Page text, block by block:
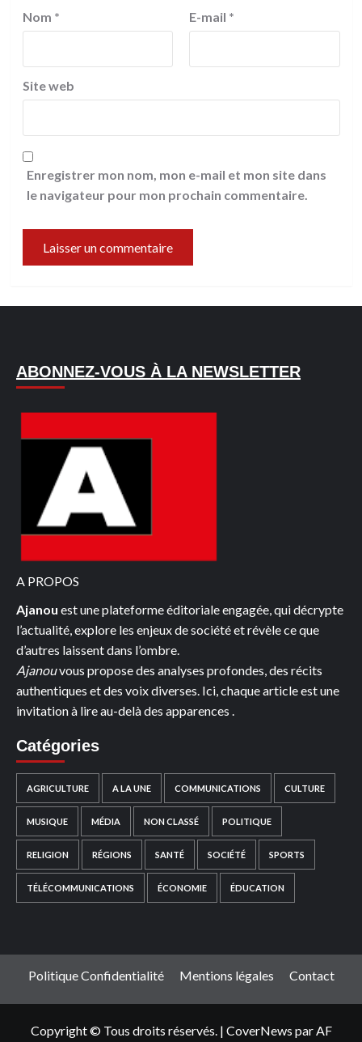
Nom * E-mail *
Site web
Enregistrer mon nom, mon e-mail et mon site dans
le navigateur pour mon prochain commentaire.
ABONNEZ-VOUS À LA NEWSLETTER
A PROPOS
Ajanou est une plateforme éditoriale engagée, qui décrypte
l’actualité, explore les enjeux de société et révèle ce que
d’autres laissent dans l’ombre.
Ajanouvous propose des analyses profondes, des récits
authentiques et des voix diverses. Ici, chaque article est une
invitation à lire au-delà des apparences .
Catégories
AGRICULTURE A LA UNE COMMUNICATIONS CULTURE
MUSIQUE MÉDIA NON CLASSÉ POLITIQUE
RELIGION RÉGIONS SANTÉ SOCIÉTÉ SPORTS
TÉLÉCOMMUNICATIONS ÉCONOMIE ÉDUCATION
Politique Confidentialité Mentions légales Contact
Copyright © Tous droits réservés. | CoverNews par AF